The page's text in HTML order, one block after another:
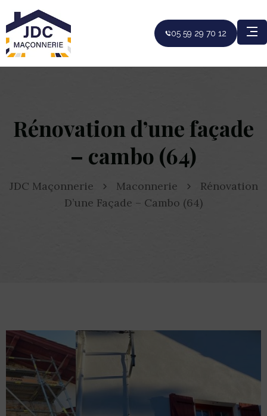
05 59 29 70 12
Rénovation d’une façade
– cambo (64)
JDC Maçonnerie Maconnerie
Rénovation
D’une Façade – Cambo (64)